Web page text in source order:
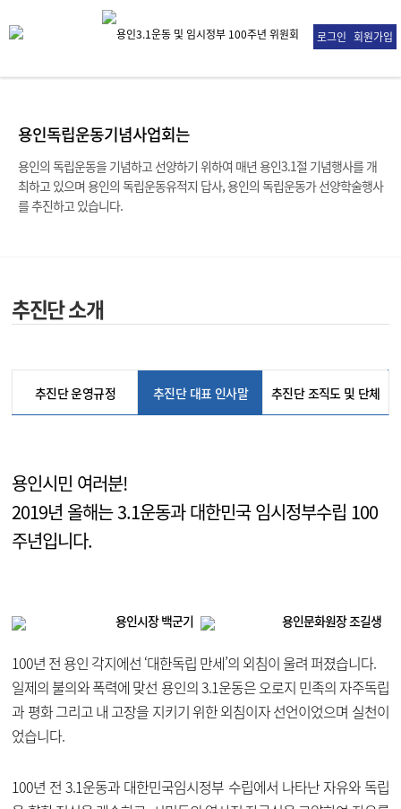
로그인 회원가입
용인독립운동기념사업회는
용인의 독립운동을 기념하고 선양하기 위하여 매년 용인3.1절 기념행사를 개
최하고 있으며 용인의 독립운동유적지 답사, 용인의 독립운동가 선양학술행사
를 추진하고 있습니다.
추진단 소개
추진단 운영규정 추진단 대표 인사말 추진단 조직도 및 단체
용인시민 여러분!
2019년 올해는 3.1운동과 대한민국 임시정부수립 100
주년입니다.
용인시장 백군기 용인문화원장 조길생
100년 전 용인 각지에선 ‘대한독립 만세’의 외침이 울려 퍼졌습니다.
일제의 불의와 폭력에 맞선 용인의 3.1운동은 오로지 민족의 자주독립
과 평화 그리고 내 고장을 지키기 위한 외침이자 선언이었으며 실천이
었습니다.
100년 전 3.1운동과 대한민국임시정부 수립에서 나타난 자유와 독립